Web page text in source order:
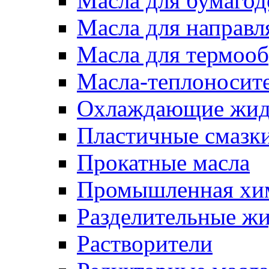
Масла для
Масла для
Масла-
Охлаждающие
Пластичные
Прокатные масла
Промышленная
Разделительные
Растворители